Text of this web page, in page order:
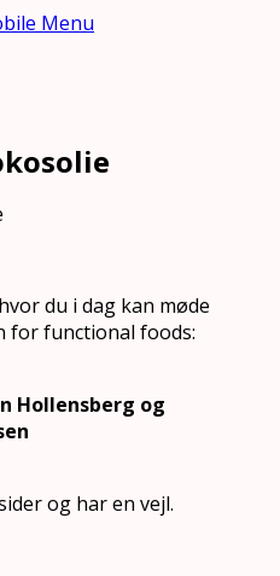
Menu
du i dag kan møde
for functional foods:
Hollensberg og
og har en vejl.